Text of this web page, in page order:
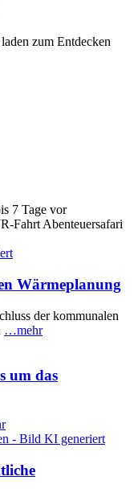
zum Entdecken
7 Tage vor
Fahrt Abenteuersafari
Wärmeplanung
der kommunalen
…mehr
um das